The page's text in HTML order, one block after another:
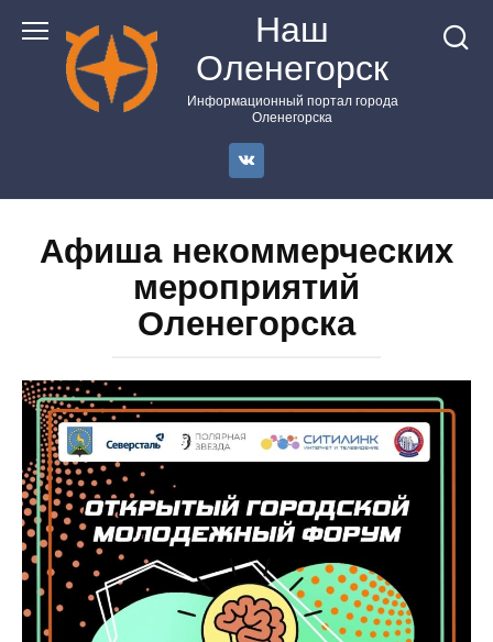
контенту
Наш
Оленегорск
Информационный портал города
Оленегорска
Афиша некоммерческих
мероприятий
Оленегорска